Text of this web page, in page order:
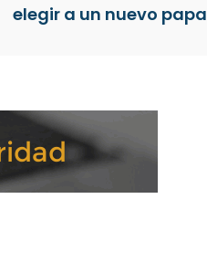
elegir a un nuevo papa